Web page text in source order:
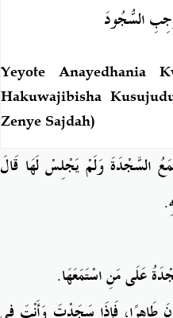
السُّجُودَ
Yeyote Anayedhania
Hakuwajibisha
Zenye Sajdah)
السَّجْدَةَ وَلَمْ يَجْلِسْ لَهَا قَالَ
.
عَلَى مَنِ اسْتَمَعَهَا.